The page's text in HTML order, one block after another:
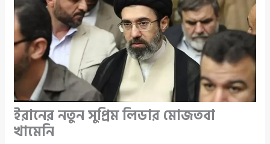
ইরানের নতুন সুপ্রিম লিডার মোজতবা
খামেনি